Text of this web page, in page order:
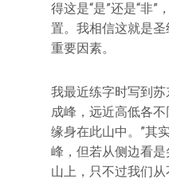
得这是“是”还是“非”
置。我相信这就是
重要因素。
我最近练字时写到
成峰，远近高低各
缘身在此山中。”其
峰，但若从侧边看
山上，只不过我们